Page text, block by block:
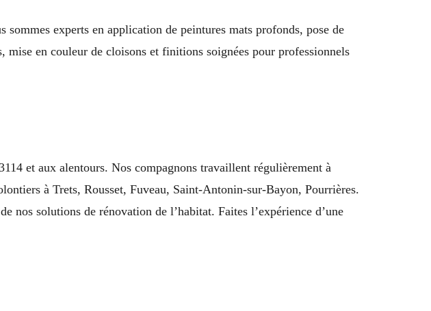
experts en application de peintures mats profonds, pose de
mise en couleur de cloisons et finitions soignées pour professionnels
et aux alentours. Nos compagnons travaillent régulièrement à
à Trets, Rousset, Fuveau, Saint-Antonin-sur-Bayon, Pourrières.
nos solutions de rénovation de l’habitat. Faites l’expérience d’une